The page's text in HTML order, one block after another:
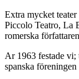
Extra mycket
Piccolo Teatro, La
romerska
Ar 1963 festade vi;
spanska